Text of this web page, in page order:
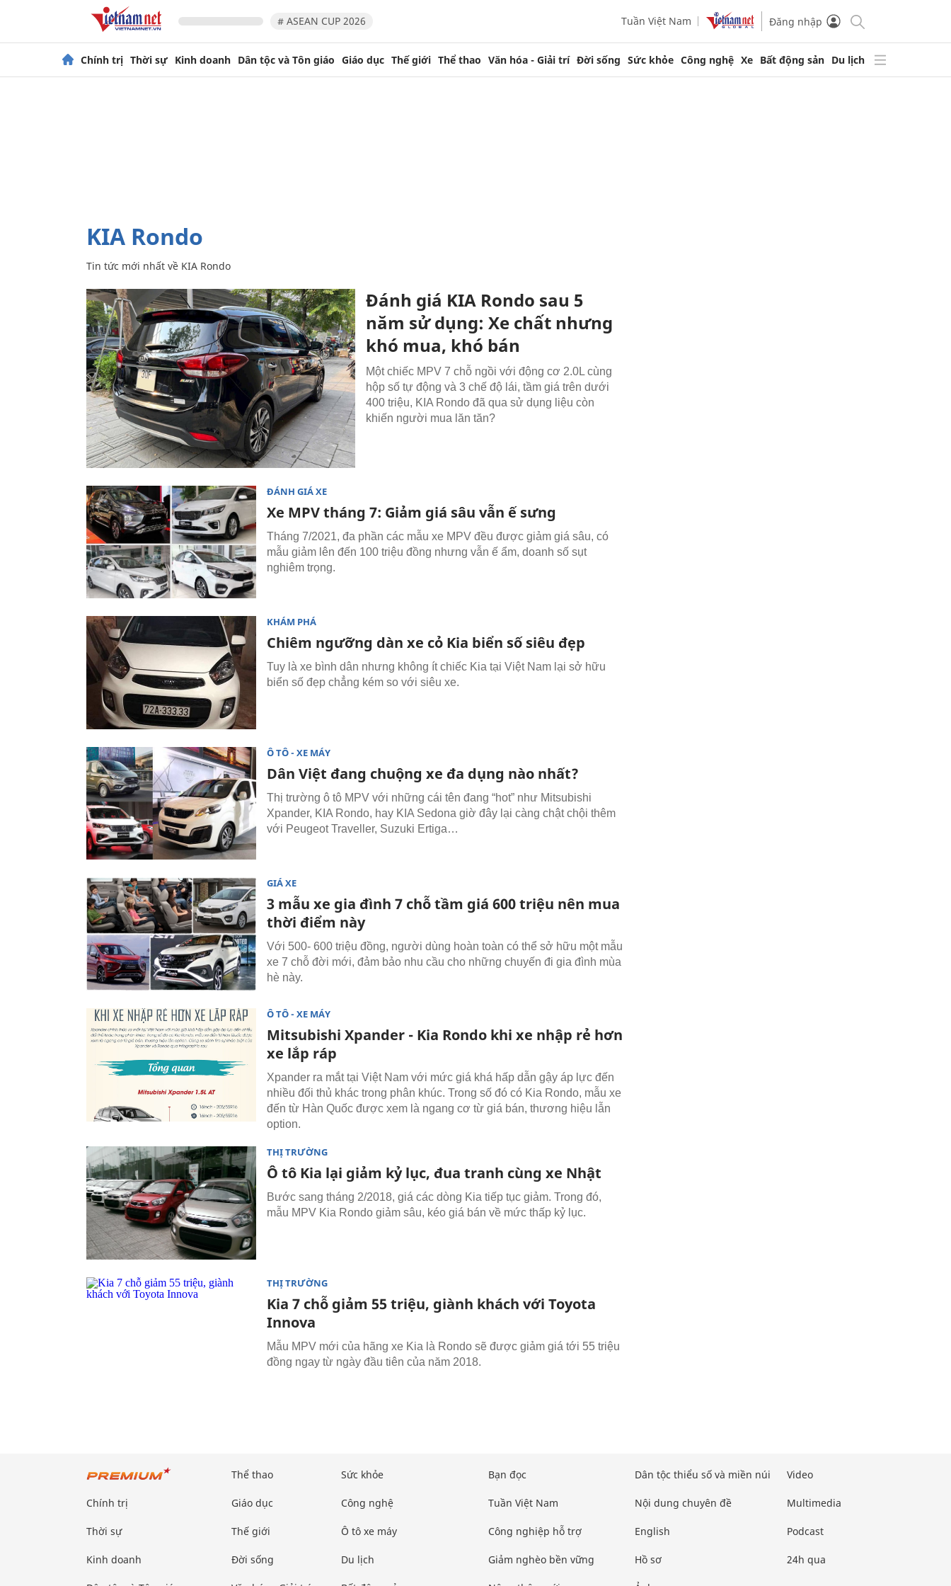
# ASEAN CUP 2026 Tuần Việt Nam Đăng nhập
Chính trị Thời sự Kinh doanh Dân tộc và Tôn giáo Giáo dục Thế giới Thể thao Văn hóa - Giải trí Đời sống Sức khỏe Công nghệ Xe Bất động sản Du lịch
KIA Rondo
Tin tức mới nhất về KIA Rondo
Đánh giá KIA Rondo sau 5
năm sử dụng: Xe chất nhưng
khó mua, khó bán
Một chiếc MPV 7 chỗ ngồi với động cơ 2.0L cùng
hộp số tự động và 3 chế độ lái, tầm giá trên dưới
400 triệu, KIA Rondo đã qua sử dụng liệu còn
khiến người mua lăn tăn?
ĐÁNH GIÁ XE
Xe MPV tháng 7: Giảm giá sâu vẫn ế sưng
Tháng 7/2021, đa phần các mẫu xe MPV đều được giảm giá sâu, có
mẫu giảm lên đến 100 triệu đồng nhưng vẫn ế ẩm, doanh số sụt
nghiêm trọng.
KHÁM PHÁ
Chiêm ngưỡng dàn xe cỏ Kia biển số siêu đẹp
Tuy là xe bình dân nhưng không ít chiếc Kia tại Việt Nam lại sở hữu
biển số đẹp chẳng kém so với siêu xe.
Ô TÔ - XE MÁY
Dân Việt đang chuộng xe đa dụng nào nhất?
Thị trường ô tô MPV với những cái tên đang “hot” như Mitsubishi
Xpander, KIA Rondo, hay KIA Sedona giờ đây lại càng chật chội thêm
với Peugeot Traveller, Suzuki Ertiga…
GIÁ XE
3 mẫu xe gia đình 7 chỗ tầm giá 600 triệu nên mua
thời điểm này
Với 500- 600 triệu đồng, người dùng hoàn toàn có thể sở hữu một mẫu
xe 7 chỗ đời mới, đảm bảo nhu cầu cho những chuyến đi gia đình mùa
hè này.
Ô TÔ - XE MÁY
Mitsubishi Xpander - Kia Rondo khi xe nhập rẻ hơn
xe lắp ráp
Xpander ra mắt tại Việt Nam với mức giá khá hấp dẫn gậy áp lực đến
nhiều đối thủ khác trong phân khúc. Trong số đó có Kia Rondo, mẫu xe
đến từ Hàn Quốc được xem là ngang cơ từ giá bán, thương hiệu lẫn
option.
THỊ TRƯỜNG
Ô tô Kia lại giảm kỷ lục, đua tranh cùng xe Nhật
Bước sang tháng 2/2018, giá các dòng Kia tiếp tục giảm. Trong đó,
mẫu MPV Kia Rondo giảm sâu, kéo giá bán về mức thấp kỷ lục.
THỊ TRƯỜNG
Kia 7 chỗ giảm 55 triệu, giành khách với Toyota
Innova
Mẫu MPV mới của hãng xe Kia là Rondo sẽ được giảm giá tới 55 triệu
đồng ngay từ ngày đầu tiên của năm 2018.
Chính trị
Thời sự
Kinh doanh
Thể thao
Giáo dục
Thế giới
Đời sống
Sức khỏe
Công nghệ
Ô tô xe máy
Du lịch
Bạn đọc
Tuần Việt Nam
Công nghiệp hỗ trợ
Giảm nghèo bền vững
Dân tộc thiểu số và miền núi
Nội dung chuyên đề
English
Hồ sơ
Video
Multimedia
Podcast
24h qua